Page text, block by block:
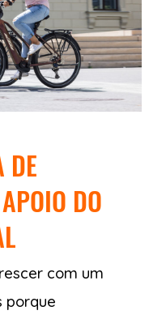
DE
DO
com um
porque